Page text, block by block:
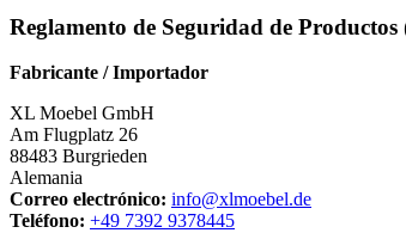
Reglamento de Seguridad de Productos
Fabricante / Importador
XL Moebel GmbH
Am Flugplatz 26
88483 Burgrieden
Alemania
Correo electrónico: info@xlmoebel.de
Teléfono: +49 7392 9378445